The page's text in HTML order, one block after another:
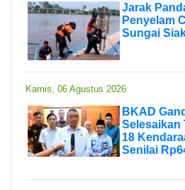
Jarak
Penyelam
Sungai
Kamis, 06 Agustus 2026
BKAD
Selesaikan
18
Senilai